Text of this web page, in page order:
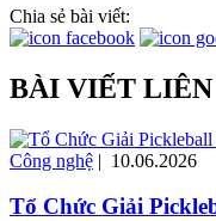
Chia sẻ bài viết:
BÀI VIẾT LIÊN
Công nghệ | 10.06.2026
Tổ Chức Giải